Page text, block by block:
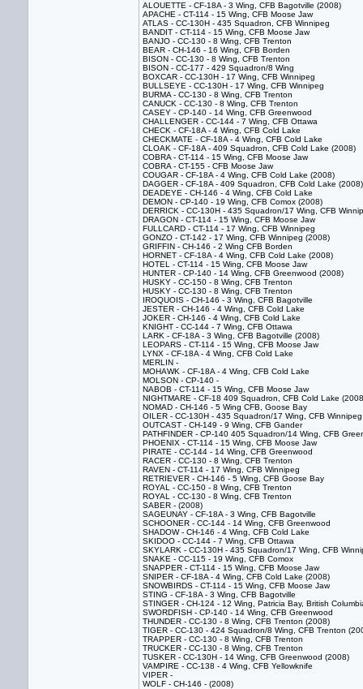
ALOUETTE - CF-18A - 3 Wing, CFB Bagotville (2008)
APACHE - CT-114 - 15 Wing, CFB Moose Jaw
ATLAS - CC-130H - 435 Squadron, CFB Winnipeg
BANDIT - CT-114 - 15 Wing, CFB Moose Jaw
BANJO - CC-130 - 8 Wing, CFB Trenton
BEAR - CH-146 - 16 Wing, CFB Borden
BISON - CC-130 - 8 Wing, CFB Trenton
BISON - CC-177 - 429 Squadron/8 Wing
BOXCAR - CC-130H - 17 Wing, CFB Winnipeg
BULLSEYE - CC-130H - 17 Wing, CFB Winnipeg
BURMA - CC-130 - 8 Wing, CFB Trenton
CANUCK - CC-130 - 8 Wing, CFB Trenton
CASEY - CP-140 - 14 Wing, CFB Greenwood
CHALLENGER - CC-144 - 7 Wing, CFB Ottawa
CHECK - CF-18A - 4 Wing, CFB Cold Lake
CHECKMATE - CF-18A - 4 Wing, CFB Cold Lake
CLOAK - CF-18A - 409 Squadron, CFB Cold Lake (2008)
COBRA - CT-114 - 15 Wing, CFB Moose Jaw
COBRA - CT-155 - CFB Moose Jaw
COUGAR - CF-18A - 4 Wing, CFB Cold Lake (2008)
DAGGER - CF-18A - 409 Squadron, CFB Cold Lake (2008)
DEADEYE - CH-146 - 4 Wing, CFB Cold Lake
DEMON - CP-140 - 19 Wing, CFB Comox (2008)
DERRICK - CC-130H - 435 Squadron/17 Wing, CFB
DRAGON - CT-114 - 15 Wing, CFB Moose Jaw
FULLCARD - CT-114 - 17 Wing, CFB Winnipeg
GONZO - CT-142 - 17 Wing, CFB Winnipeg (2008)
GRIFFIN - CH-146 - 2 Wing CFB Borden
HORNET - CF-18A - 4 Wing, CFB Cold Lake (2008)
HOTEL - CT-114 - 15 Wing, CFB Moose Jaw
HUNTER - CP-140 - 14 Wing, CFB Greenwood (2008)
HUSKY - CC-150 - 8 Wing, CFB Trenton
HUSKY - CC-130 - 8 Wing, CFB Trenton
IROQUOIS - CH-146 - 3 Wing, CFB Bagotville
JESTER - CH-146 - 4 Wing, CFB Cold Lake
JOKER - CH-146 - 4 Wing, CFB Cold Lake
KNIGHT - CC-144 - 7 Wing, CFB Ottawa
LARK - CF-18A - 3 Wing, CFB Bagotville (2008)
LEOPARS - CT-114 - 15 Wing, CFB Moose Jaw
LYNX - CF-18A - 4 Wing, CFB Cold Lake
MERLIN -
MOHAWK - CF-18A - 4 Wing, CFB Cold Lake
MOLSON - CP-140 -
NABOB - CT-114 - 15 Wing, CFB Moose Jaw
NIGHTMARE - CF-18 409 Squadron, CFB Cold Lake
NOMAD - CH-146 - 5 Wing CFB, Goose Bay
OILER - CC-130H - 435 Squadron/17 Wing, CFB
OUTCAST - CH-149 - 9 Wing, CFB Gander
PATHFINDER - CP-140 405 Squadron/14 Wing, CFB
PHOENIX - CT-114 - 15 Wing, CFB Moose Jaw
PIRATE - CC-144 - 14 Wing, CFB Greenwood
RACER - CC-130 - 8 Wing, CFB Trenton
RAVEN - CT-114 - 17 Wing, CFB Winnipeg
RETRIEVER - CH-146 - 5 Wing, CFB Goose Bay
ROYAL - CC-150 - 8 Wing, CFB Trenton
ROYAL - CC-130 - 8 Wing, CFB Trenton
SABER - (2008)
SAGEUNAY - CF-18A - 3 Wing, CFB Bagotville
SCHOONER - CC-144 - 14 Wing, CFB Greenwood
SHADOW - CH-146 - 4 Wing, CFB Cold Lake
SKIDOO - CC-144 - 7 Wing, CFB Ottawa
SKYLARK - CC-130H - 435 Squadron/17 Wing, CFB
SNAKE - CC-115 - 19 Wing, CFB Comox
SNAPPER - CT-114 - 15 Wing, CFB Moose Jaw
SNIPER - CF-18A - 4 Wing, CFB Cold Lake (2008)
SNOWBIRDS - CT-114 - 15 Wing, CFB Moose Jaw
STING - CF-18A - 3 Wing, CFB Bagotville
STINGER - CH-124 - 12 Wing, Patricia Bay, British
SWORDFISH - CP-140 - 14 Wing, CFB Greenwood
THUNDER - CC-130 - 8 Wing, CFB Trenton (2008)
TIGER - CC-130 - 424 Squadron/8 Wing, CFB Trenton
TRAPPER - CC-130 - 8 Wing, CFB Trenton
TRUCKER - CC-130 - 8 Wing, CFB Trenton
TUSKER - CC-130H - 14 Wing, CFB Greenwood (2008)
VAMPIRE - CC-138 - 4 Wing, CFB Yellowknife
VIPER -
WOLF - CH-146 - (2008)